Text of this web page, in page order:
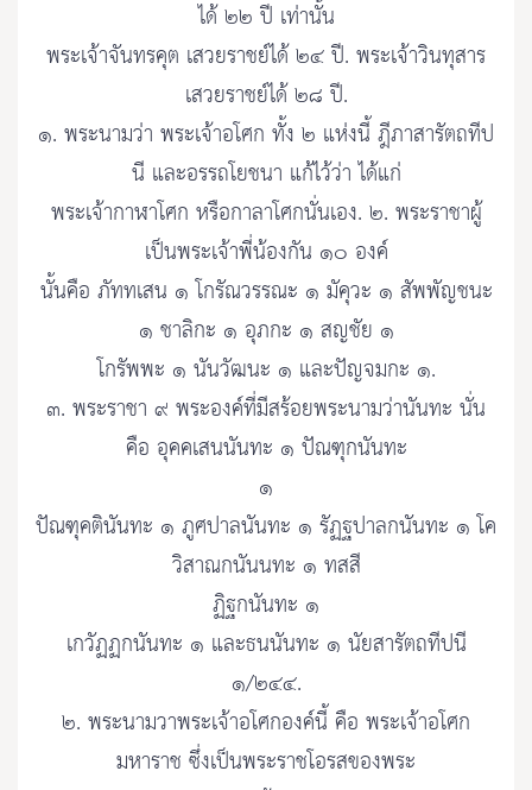
ได้ ๒๒ ปี เท่านั้น
พระเจ้าจันทรคุต เสวยราชย์ได้ ๒๔ ปี. พระเจ้าวินทุสาร
เสวยราชย์ได้ ๒๘ ปี.
๑. พระนามว่า พระเจ้าอโศก ทั้ง ๒ แห่งนี้ ฎีภาสารัตถทีป
นี และอรรถโยชนา แก้ไว้ว่า ได้แก่
พระเจ้ากาฬาโศก หรือกาลาโศกนั่นเอง. ๒. พระราชาผู้
เป็นพระเจ้าพี่น้องกัน ๑๐ องค์
นั้นคือ ภัททเสน ๑ โกรัณวรรณะ ๑ มัคุวะ ๑ สัพพัญชนะ
๑ ชาลิกะ ๑ อุภกะ ๑ สญชัย ๑
โกรัพพะ ๑ นันวัฒนะ ๑ และปัญจมกะ ๑.
๓. พระราชา ๙ พระองค์ที่มีสร้อยพระนามว่านันทะ นั่น
คือ อุคคเสนนันทะ ๑ ปัณฑุกนันทะ
๑
ปัณฑุคตินันทะ ๑ ภูศปาลนันทะ ๑ รัฏฐปาลกนันทะ ๑ โค
วิสาณกนันนทะ ๑ ทสสี
ฏิฐกนันทะ ๑
เกวัฏฏกนันทะ ๑ และธนนันทะ ๑ นัยสารัตถทีปนี
๑/๒๔๔.
๒. พระนามวาพระเจ้าอโศกองค์นี้ คือ พระเจ้าอโศก
มหาราช ซึ่งเป็นพระราชโอรสของพระ